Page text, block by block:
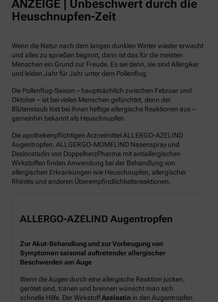
ANZEIGE | Unbeschwert durch die
Heuschnupfen-Zeit
Wenn die Natur nach dem langen dunklen Winter wieder erwacht
und alles zu sprießen beginnt, dann ist das für die meisten
Menschen ein Grund zur Freude. Es sei denn, sie sind Allergiker
und leiden Jahr für Jahr unter dem Pollenflug.
Die Pollenflug-Saison – hauptsächlich zwischen Februar und
Oktober – ist bei vielen Menschen gefürchtet, denn der
Blütenstaub löst bei ihnen heftige allergische Reaktionen aus –
gemeinhin bekannt als Heuschnupfen.
Die apothekenpflichtigen Arzneimittel ALLERGO-AZELIND
Augentropfen, ALLGERGO-MOMELIND Nasenspray und
Desloratadin von DoppelherzPharma mit antiallergischen
Wirkstoffen finden Anwendung bei der Behandlung von
allergischen Erkrankungen wie Heuschnupfen, allergischer
Rhinitis und anderen Überempfindlichkeitsreaktionen.
ALLERGO-AZELIND Augentropfen
Zur Akut-Behandlung und zur Vorbeugung von
Symptomen saisonal auftretender allergischer
Beschwerden am Auge
Wenn die Augen durch eine allergische Reaktion jucken,
gerötet sind, tränen und brennen wünscht man sich
schnelle Hilfe. Der WirkstoffAzelastin in den Augentropfen